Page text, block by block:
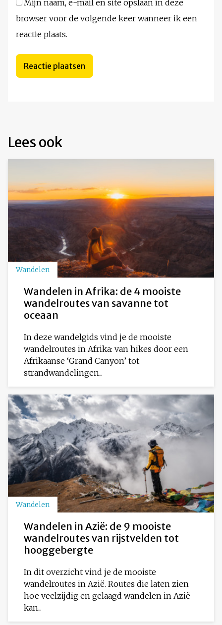
Mijn naam, e-mail en site opslaan in deze
browser voor de volgende keer wanneer ik een
reactie plaats.
Lees ook
Wandelen
Wandelen in Afrika: de 4 mooiste
wandelroutes van savanne tot
oceaan
In deze wandelgids vind je de mooiste
wandelroutes in Afrika: van hikes door een
Afrikaanse ‘Grand Canyon’ tot
strandwandelingen...
Wandelen
Wandelen in Azië: de 9 mooiste
wandelroutes van rijstvelden tot
hooggebergte
In dit overzicht vind je de mooiste
wandelroutes in Azië. Routes die laten zien
hoe veelzijdig en gelaagd wandelen in Azië
kan...